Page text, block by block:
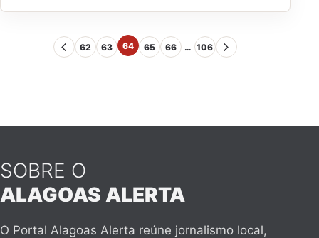
62 63 64 65 66 … 106
SOBRE O
ALAGOAS ALERTA
O Portal Alagoas Alerta reúne jornalismo local,